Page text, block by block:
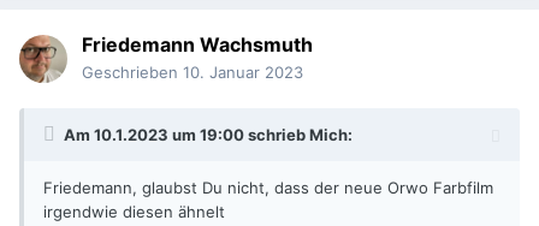
Friedemann Wachsmuth
Geschrieben 10. Januar 2023
Am 10.1.2023 um 19:00 schriebMich:
Friedemann, glaubst Du nicht, dass der neue Orwo Farbfilm
irgendwie diesen ähnelt